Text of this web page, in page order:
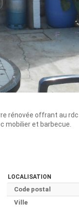
rénovée offrant au
mobilier et barbecue.
LOCALISATION
Code postal
Ville